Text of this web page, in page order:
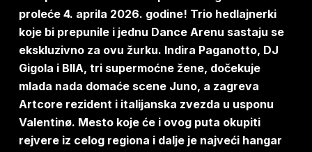
proleće 4. aprila 2026. godine! Trio hedlajnerki
koje bi prepunile i jednu Dance Arenu sastaju se
ekskluzivno za ovu žurku. Indira Paganotto, DJ
Gigola i BIIA, tri supermoćne žene, dočekuje
mlada nada domaće scene Juno, a zagreva
Artcore rezident i italijanska zvezda u usponu
Valentinø. Mesto koje će i ovog puta okupiti
rejvere iz celog regiona i dalje je najveći hangar